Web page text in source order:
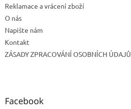
Reklamace a vrácení zboží
O nás
Napište nám
Kontakt
ZÁSADY ZPRACOVÁNÍ OSOBNÍCH ÚDAJŮ
Facebook